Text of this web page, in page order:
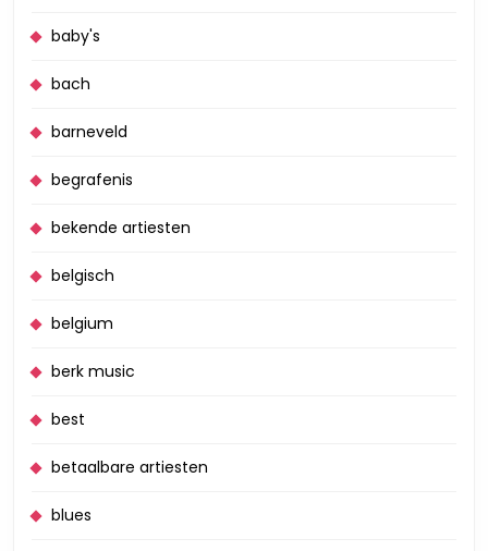
baby's
bach
barneveld
begrafenis
bekende artiesten
belgisch
belgium
berk music
best
betaalbare artiesten
blues